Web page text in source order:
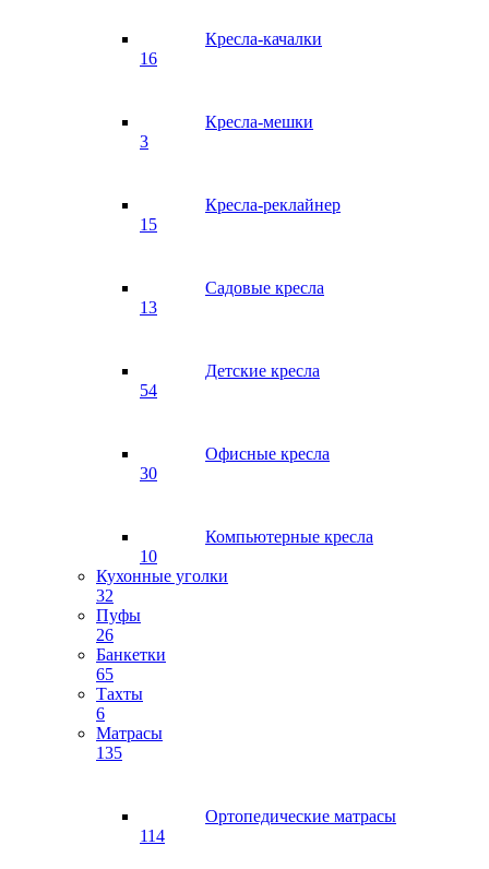
Кресла-качалки
16
Кресла-мешки
3
Кресла-реклайнер
15
Садовые кресла
13
Детские кресла
54
Офисные кресла
30
Компьютерные кресла
10
Кухонные уголки
32
Пуфы
26
Банкетки
65
Тахты
6
Матрасы
135
Ортопедические матрасы
114